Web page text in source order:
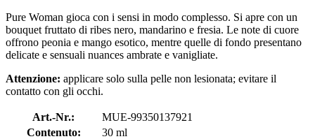
Pure Woman gioca con i sensi in modo complesso. Si apre con un
bouquet fruttato di ribes nero, mandarino e fresia. Le note di cuore
offrono peonia e mango esotico, mentre quelle di fondo presentano
delicate e sensuali nuances ambrate e vanigliate.
Attenzione: applicare solo sulla pelle non lesionata; evitare il
contatto con gli occhi.
Art.-Nr.:
MUE-99350137921
Contenuto:
30 ml